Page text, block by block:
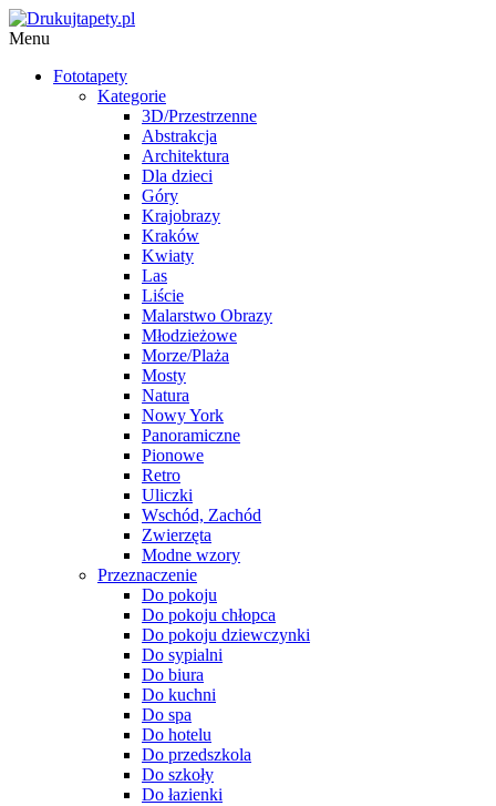
Menu
Fototapety
Kategorie
3D/Przestrzenne
Abstrakcja
Architektura
Dla dzieci
Góry
Krajobrazy
Kraków
Kwiaty
Las
Liście
Malarstwo Obrazy
Młodzieżowe
Morze/Plaża
Mosty
Natura
Nowy York
Panoramiczne
Pionowe
Retro
Uliczki
Wschód, Zachód
Zwierzęta
Modne wzory
Przeznaczenie
Do pokoju
Do pokoju chłopca
Do pokoju dziewczynki
Do sypialni
Do biura
Do kuchni
Do spa
Do hotelu
Do przedszkola
Do szkoły
Do łazienki